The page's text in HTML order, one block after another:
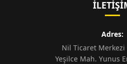
Adres:
Nil Ticaret Merkezi
Yeşilce Mah. Yunus